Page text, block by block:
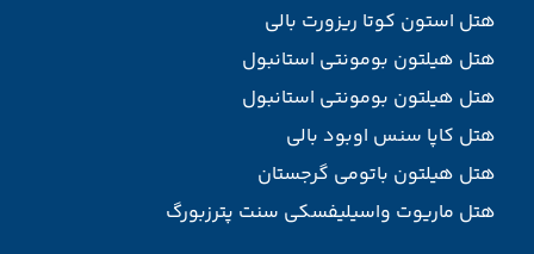
هتل استون کوتا ریزورت بالی
هتل هیلتون بومونتی استانبول
هتل هیلتون بومونتی استانبول
هتل کاپا سنس اوبود بالی
هتل هیلتون باتومی گرجستان
هتل ماریوت واسیلیفسکی سنت پترزبورگ